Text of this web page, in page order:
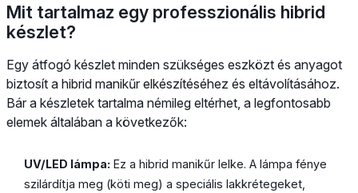
Mit tartalmaz egy professzionális hibrid
készlet?
Egy átfogó készlet minden szükséges eszközt és anyagot
biztosít a hibrid manikűr elkészítéséhez és eltávolításához.
Bár a készletek tartalma némileg eltérhet, a legfontosabb
elemek általában a következők:
UV/LED lámpa: Ez a hibrid manikűr lelke. A lámpa fénye
szilárdítja meg (köti meg) a speciális lakkrétegeket,